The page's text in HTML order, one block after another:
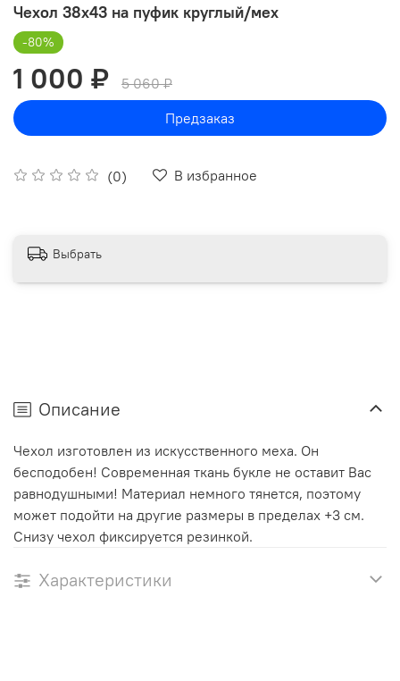
Чехол 38х43 на пуфик круглый/мех
(0) В избранное
-80%
1 000 ₽
5 060 ₽
Предзаказ
Выбрать
Описание
Чехол изготовлен из искусственного меха. Он
бесподобен! Современная ткань букле не оставит Вас
равнодушными! Материал немного тянется, поэтому
может подойти на другие размеры в пределах +3 см.
Снизу чехол фиксируется резинкой.
Характеристики